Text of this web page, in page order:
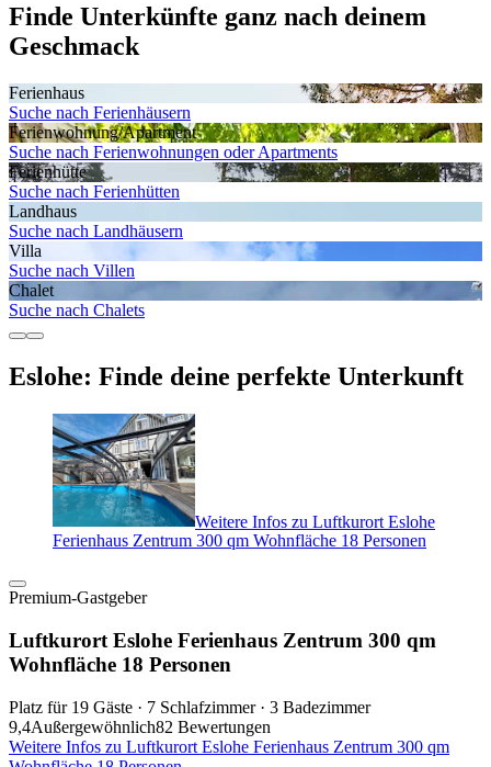
Finde Unterkünfte ganz nach deinem
Geschmack
Ferienhaus
Suche nach Ferienhäusern
Ferienwohnung/Apartment
Suche nach Ferienwohnungen oder Apartments
Ferienhütte
Suche nach Ferienhütten
Landhaus
Suche nach Landhäusern
Villa
Suche nach Villen
Chalet
Suche nach Chalets
Eslohe: Finde deine perfekte Unterkunft
Weitere Infos zu Luftkurort Eslohe
Ferienhaus Zentrum 300 qm Wohnfläche 18 Personen
Premium-Gastgeber
Luftkurort Eslohe Ferienhaus Zentrum 300 qm
Wohnfläche 18 Personen
Platz für 19 Gäste · 7 Schlafzimmer · 3 Badezimmer
9,4Außergewöhnlich82 Bewertungen
Weitere Infos zu Luftkurort Eslohe Ferienhaus Zentrum 300 qm